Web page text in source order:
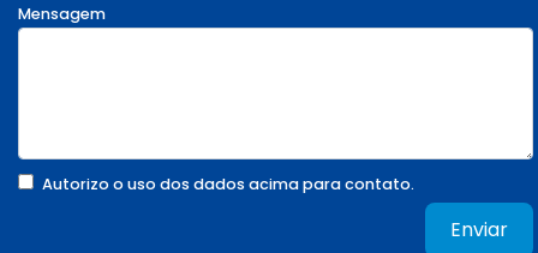
Mensagem
Autorizo o uso dos dados acima para contato.
Enviar